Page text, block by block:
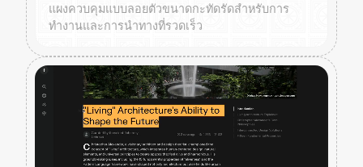
แผงควบคุมแบบลอยตัวขนาดกะทัดรัดสำหรับการ
ทำงานและการนำทางที่รวดเร็ว